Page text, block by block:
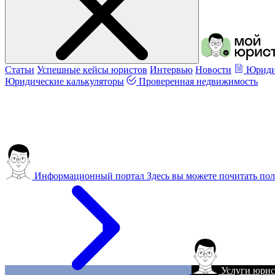
Статьи Успешные кейсы юристов Интервью Новости
Юридические калькуляторы
Проверенная недвижимость
Информационный портал Здесь вы можете почитать
Услуги